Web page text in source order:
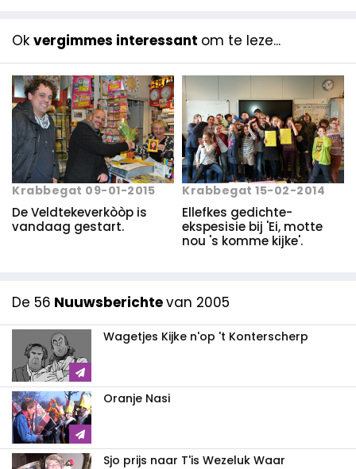
Ok vergimmes interessant om te leze...
Krabbegat 09-01-2015
De Veldtekeverkòòp is
vandaag gestart.
Krabbegat 15-02-2014
Ellefkes gedichte-
ekspesisie bij 'Ei, motte
nou 's komme kijke'.
De 56 Nuuwsberichtevan 2005
Wagetjes Kijke n'op 't Konterscherp
Oranje Nasi
Sjo prijs naar T'is Wezeluk Waar